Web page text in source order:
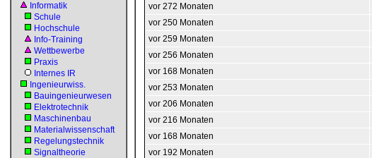
Informatik
Schule
Hochschule
Info-Training
Wettbewerbe
Praxis
Internes IR
Ingenieurwiss.
Bauingenieurwesen
Elektrotechnik
Maschinenbau
Materialwissenschaft
Regelungstechnik
Signaltheorie
vor 272 Monaten
vor 250 Monaten
vor 259 Monaten
vor 256 Monaten
vor 168 Monaten
vor 253 Monaten
vor 206 Monaten
vor 216 Monaten
vor 168 Monaten
vor 192 Monaten